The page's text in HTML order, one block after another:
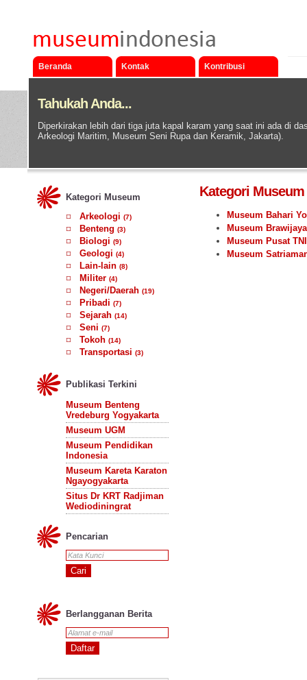
Beranda Kontak Kontribusi
Tahukah Anda...
Diperkirakan lebih dari tiga juta kapal karam yang saat ini ada di
Arkeologi Maritim, Museum Seni Rupa dan Keramik, Jakarta).
Kategori Museum
Arkeologi (7)
Benteng (3)
Biologi (9)
Geologi (4)
Lain-lain (8)
Militer (4)
Negeri/Daerah (19)
Pribadi (7)
Sejarah (14)
Seni (7)
Tokoh (14)
Transportasi (3)
Publikasi Terkini
Museum Benteng
Vredeburg Yogyakarta
Museum UGM
Museum Pendidikan
Indonesia
Museum Kareta Karaton
Ngayogyakarta
Situs Dr KRT Radjiman
Wediodiningrat
Pencarian
Berlangganan Berita
Kategori
Museum Bahari
Museum Brawijaya
Museum Pusat
Museum